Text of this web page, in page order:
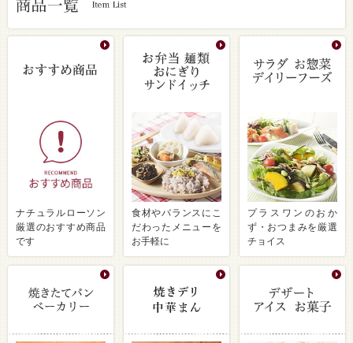
ナチュラルローソン
厳選のおすすめ商品
です
食材やバランスにこ
だわったメニューを
お手軽に
プラスワンのおか
ず・おつまみを厳選
チョイス